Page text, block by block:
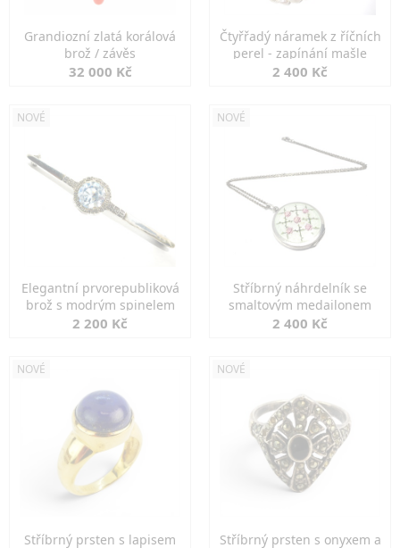
Grandiozní zlatá korálová
brož / závěs
32 000 Kč
Čtyřřadý náramek z říčních
perel - zapínání mašle
2 400 Kč
NOVÉ
Elegantní prvorepubliková
brož s modrým spinelem
2 200 Kč
NOVÉ
Stříbrný náhrdelník se
smaltovým medailonem
2 400 Kč
NOVÉ
Stříbrný prsten s lapisem
NOVÉ
Stříbrný prsten s onyxem a